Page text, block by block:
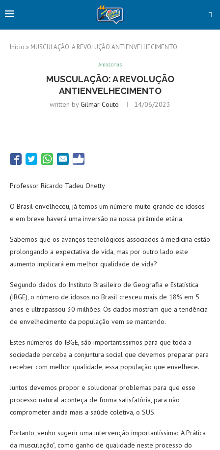
Início » MUSCULAÇÃO: A REVOLUÇÃO ANTIENVELHECIMENTO
Amazonas
MUSCULAÇÃO: A REVOLUÇÃO
ANTIENVELHECIMENTO
written byGilmar Couto 14/06/2023
Professor Ricardo Tadeu Onetty
O Brasil envelheceu, já temos um número muito grande de idosos
e em breve haverá uma inversão na nossa pirâmide etária.
Sabemos que os avanços tecnológicos associados à medicina estão
prolongando a expectativa de vida, mas por outro lado este
aumento implicará em melhor qualidade de vida?
Segundo dados do Instituto Brasileiro de Geografia e Estatística
(IBGE), o número de idosos no Brasil cresceu mais de 18% em 5
anos e ultrapassou 30 milhões. Os dados mostram que a tendência
de envelhecimento da população vem se mantendo.
Estes números do IBGE, são importantíssimos para que toda a
sociedade perceba a conjuntura social que devemos preparar para
receber com melhor qualidade, essa população que envelhece.
Juntos devemos propor e solucionar problemas para que esse
processo natural aconteça de forma satisfatória, para não
comprometer ainda mais a saúde coletiva, o SUS.
Portanto, venho sugerir uma intervenção importantíssima: “A Prática
da musculação”, como ganho de qualidade neste processo do